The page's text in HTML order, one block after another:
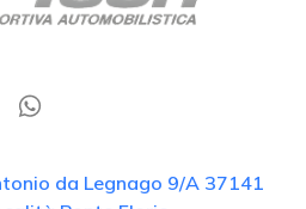
da Legnago 9/A 37141